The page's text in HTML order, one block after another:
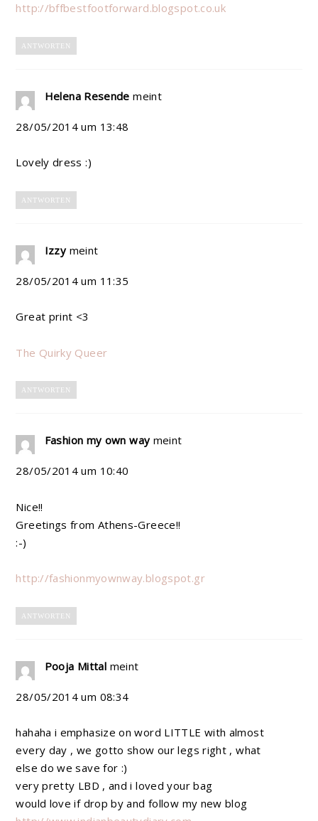
http://bffbestfootforward.blogspot.co.uk
ANTWORTEN
Helena Resende meint
28/05/2014 um 13:48
Lovely dress :)
ANTWORTEN
Izzy meint
28/05/2014 um 11:35
Great print <3
The Quirky Queer
ANTWORTEN
Fashion my own way meint
28/05/2014 um 10:40
Nice!!
Greetings from Athens-Greece!!
:-)
http://fashionmyownway.blogspot.gr
ANTWORTEN
Pooja Mittal meint
28/05/2014 um 08:34
hahaha i emphasize on word LITTLE with almost
every day , we gotto show our legs right , what
else do we save for :)
very pretty LBD , and i loved your bag
would love if drop by and follow my new blog